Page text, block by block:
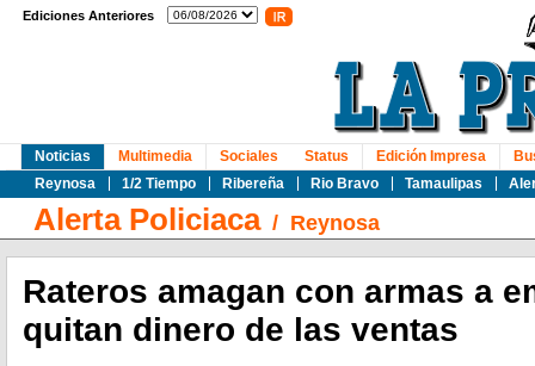
Ediciones Anteriores
Noticias
Reynosa
1/2 Tiempo Ribereña Rio Bravo Tamaulipas
Multimedia Sociales Status Edición Impresa
Alerta Policiaca/ Reynosa
Rateros amagan con armas a
quitan dinero de las ventas